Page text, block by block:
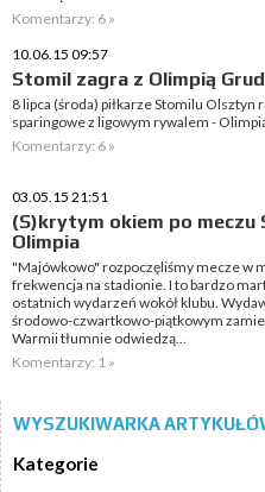
Komentarzy: 6 »
10.06.15 09:57
Stomil zagra z Olimpią
8 lipca (środa) piłkarze Stomilu Olsztyn
sparingowe z ligowym rywalem -
Komentarzy: 6 »
03.05.15 21:51
(S)krytym okiem po meczu
Olimpia
"Majówkowo" rozpoczęliśmy mecze w
frekwencja na stadionie. I to bardzo
ostatnich wydarzeń wokół klubu.
środowo-czwartkowo-piątkowym
Warmii tłumnie odwiedzą...
Komentarzy: 1 »
WYSZUKIWARKA
Kategorie